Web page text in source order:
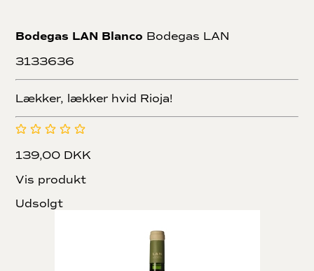
Bodegas LAN Blanco Bodegas LAN
3133636
Lækker, lækker hvid Rioja!
139,00 DKK
Vis produkt
Udsolgt